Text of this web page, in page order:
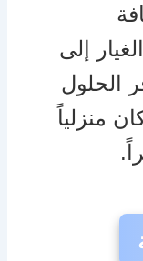
إلى
الحلول
منزلياً